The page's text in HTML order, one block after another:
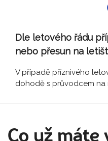
Dle letového řádu
nebo přesun na
V případě příznivého
dohodě s průvodcem na
Co už máte